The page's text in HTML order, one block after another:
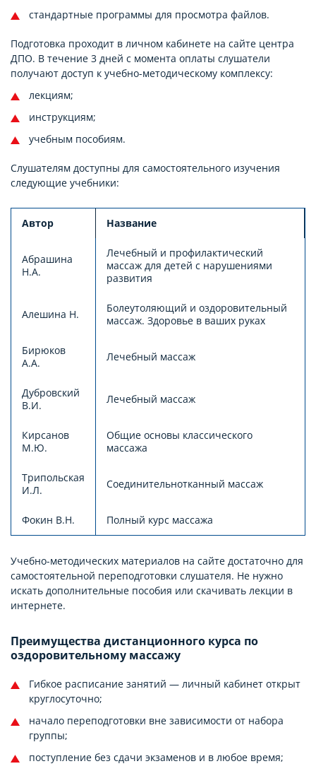
стандартные программы для просмотра файлов.
Подготовка проходит в личном кабинете на сайте центра
ДПО. В течение 3 дней с момента оплаты слушатели
получают доступ к учебно-методическому комплексу:
лекциям;
инструкциям;
учебным пособиям.
Слушателям доступны для самостоятельного изучения
следующие учебники:
Автор Название
Абрашина
Н.А.
Лечебный и профилактический
массаж для детей с нарушениями
развития
Алешина Н.
Болеутоляющий и оздоровительный
массаж. Здоровье в ваших руках
Бирюков
А.А.
Лечебный массаж
Дубровский
В.И.
Лечебный массаж
Кирсанов
М.Ю.
Общие основы классического
массажа
Трипольская
И.Л.
Соединительнотканный массаж
Фокин В.Н. Полный курс массажа
Учебно-методических материалов на сайте достаточно для
самостоятельной переподготовки слушателя. Не нужно
искать дополнительные пособия или скачивать лекции в
интернете.
Преимущества дистанционного курса по
оздоровительному массажу
Гибкое расписание занятий — личный кабинет открыт
круглосуточно;
начало переподготовки вне зависимости от набора
группы;
поступление без сдачи экзаменов и в любое время;